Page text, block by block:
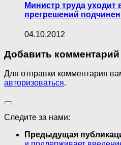
Министр труда уходит
прегрешений
04.10.2012
Добавить комментарий
Для отправки комментария
авторизоваться.
Следите за нами:
Предыдущая